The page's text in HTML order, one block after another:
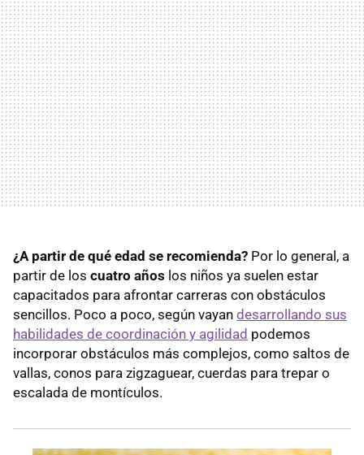
¿A partir de qué edad se recomienda? Por lo general, a
partir de los cuatro años los niños ya suelen estar
capacitados para afrontar carreras con obstáculos
sencillos. Poco a poco, según vayan desarrollando sus
habilidades de coordinación y agilidad podemos
incorporar obstáculos más complejos, como saltos de
vallas, conos para zigzaguear, cuerdas para trepar o
escalada de montículos.